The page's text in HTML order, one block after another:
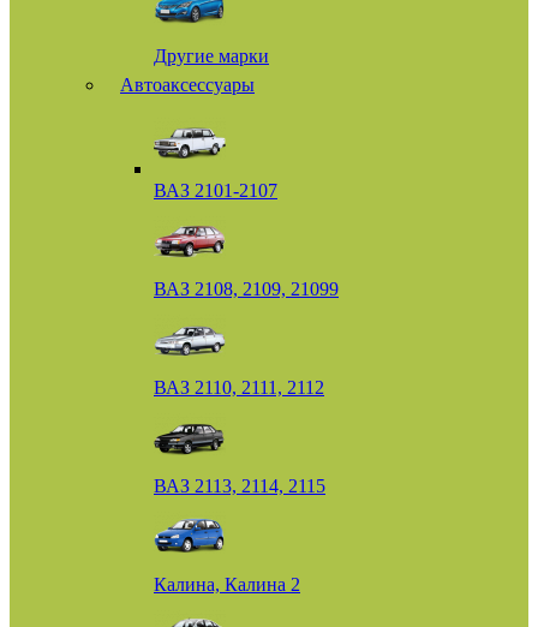
Другие марки
Автоаксессуары
ВАЗ 2101-2107
ВАЗ 2108, 2109, 21099
ВАЗ 2110, 2111, 2112
ВАЗ 2113, 2114, 2115
Калина, Калина 2